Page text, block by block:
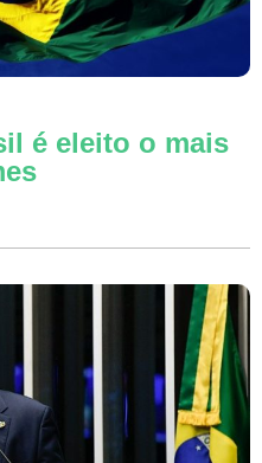
é eleito o mais